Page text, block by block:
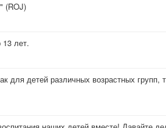
(ROJ)
лет.
для детей различных возрастных групп,